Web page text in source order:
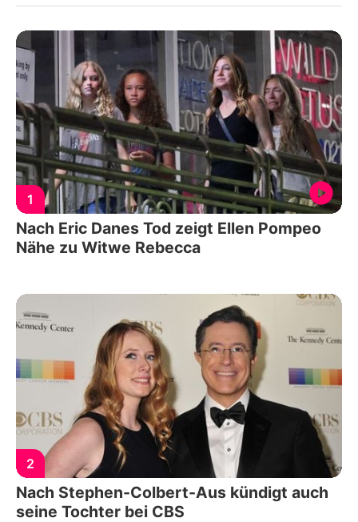
1
Nach Eric Danes Tod zeigt Ellen Pompeo
Nähe zu Witwe Rebecca
2
Nach Stephen-Colbert-Aus kündigt auch
seine Tochter bei CBS